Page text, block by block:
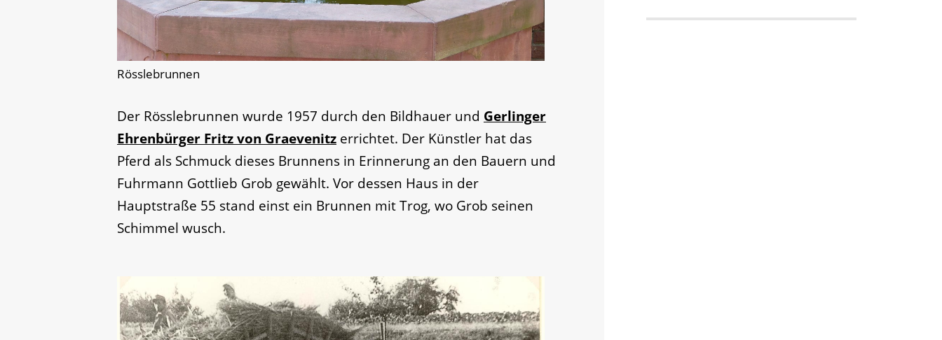
Rösslebrunnen
Der Rösslebrunnen wurde 1957 durch den Bildhauer und Gerlinger
Ehrenbürger Fritz von Graevenitz errichtet. Der Künstler hat das
Pferd als Schmuck dieses Brunnens in Erinnerung an den Bauern und
Fuhrmann Gottlieb Grob gewählt. Vor dessen Haus in der
Hauptstraße 55 stand einst ein Brunnen mit Trog, wo Grob seinen
Schimmel wusch.